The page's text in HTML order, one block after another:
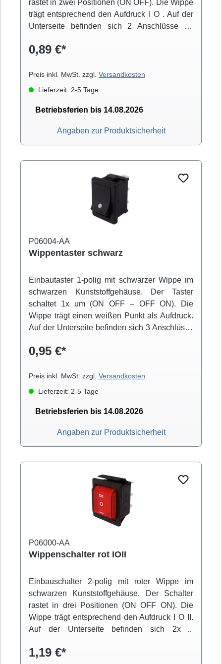
rastet in zwei Positionen (ON OFF). Die Wippe
trägt entsprechend den Aufdruck I O . Auf der
Unterseite befinden sich 2 Anschlüsse für
Snap-in-Montage.
0,89 €*
Preis inkl. MwSt. zzgl. Versandkosten
Lieferzeit: 2-5 Tage
Betriebsferien bis 14.08.2026
Angaben zur Produktsicherheit
P06004-AA
Wippentaster schwarz
Einbautaster 1-polig mit schwarzer Wippe im
schwarzen Kunststoffgehäuse. Der Taster
schaltet 1x um (ON OFF – OFF ON). Die
Wippe trägt einen weißen Punkt als Aufdruck.
Auf der Unterseite befinden sich 3 Anschlüsse
über Snap-in-Montage.
0,95 €*
Preis inkl. MwSt. zzgl. Versandkosten
Lieferzeit: 2-5 Tage
Betriebsferien bis 14.08.2026
Angaben zur Produktsicherheit
P06000-AA
Wippenschalter rot IOII
Einbauschalter 2-polig mit roter Wippe im
schwarzen Kunststoffgehäuse. Der Schalter
rastet in drei Positionen (ON OFF ON). Die
Wippe trägt entsprechend den Aufdruck I O II.
Auf der Unterseite befinden sich 2x 3
Einbau erfolgt über Snap-in-Montage.
1,19 €*